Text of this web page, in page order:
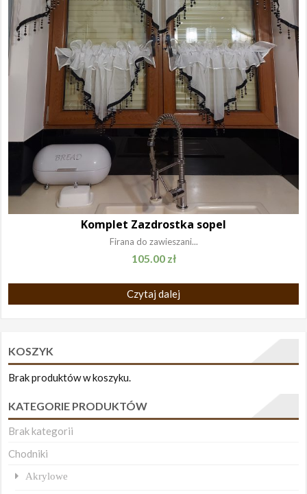
Komplet Zazdrostka sopel
Firana do zawieszani...
105.00 zł
Czytaj dalej
KOSZYK
Brak produktów w koszyku.
KATEGORIE PRODUKTÓW
Brak kategorii
Chodniki
Akrylowe